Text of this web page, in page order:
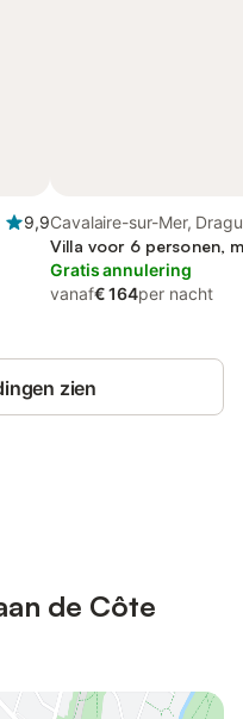
9,9Cavalaire-sur-Mer,
omgeving
Villa voor 6 personen,
Gratis annulering
vanaf€ 164per nacht
zien
de Côte